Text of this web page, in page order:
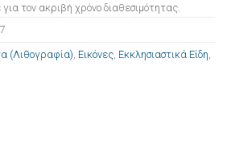
τον ακριβή χρόνο διαθεσιμότητας.
(Λιθογραφία) Εικόνες Εκκλησιαστικά Είδη